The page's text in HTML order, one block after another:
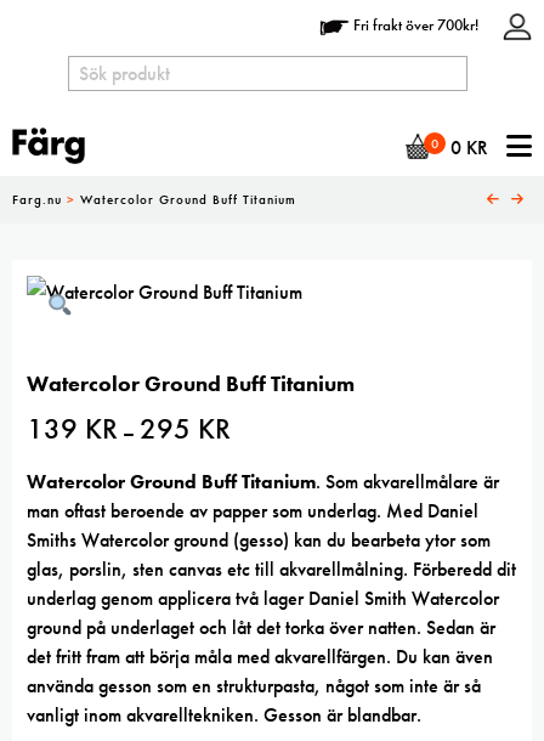
Fri frakt över 700kr!
0 0 KR
Farg.nu > Watercolor Ground Buff Titanium
Watercolor Ground Buff Titanium
139 KR – 295 KR
295 kr
Watercolor Ground Buff Titanium. Som akvarellmålare är
man oftast beroende av papper som underlag. Med Daniel
Smiths Watercolor ground (gesso) kan du bearbeta ytor som
glas, porslin, sten canvas etc till akvarellmålning. Förberedd dit
underlag genom applicera två lager Daniel Smith Watercolor
ground på underlaget och låt det torka över natten. Sedan är
det fritt fram att börja måla med akvarellfärgen. Du kan även
använda gesson som en strukturpasta, något som inte är så
vanligt inom akvarelltekniken. Gesson är blandbar.